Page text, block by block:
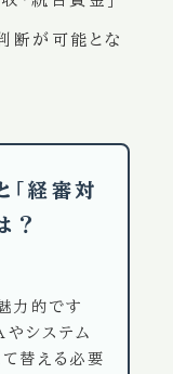
断が可能とな
「経審対
？
力的です
やシステム
替える必要